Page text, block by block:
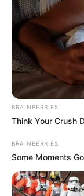
BRAINBERRIES
Think Your Crush
BRAINBERRIES
Some Moments